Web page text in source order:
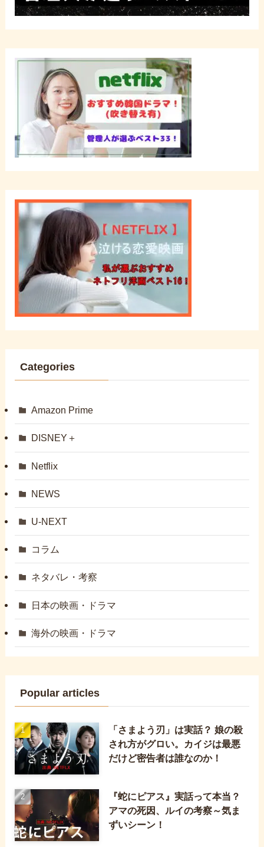
Categories
Amazon Prime
DISNEY＋
Netflix
NEWS
U-NEXT
コラム
ネタバレ・考察
日本の映画・ドラマ
海外の映画・ドラマ
Popular articles
「さまよう刃」は実話？ 娘の殺
され方がグロい。カイジは最悪
だけど密告者は誰なのか！
『蛇にピアス』実話って本当？
アマの死因、ルイの考察～気ま
ずいシーン！